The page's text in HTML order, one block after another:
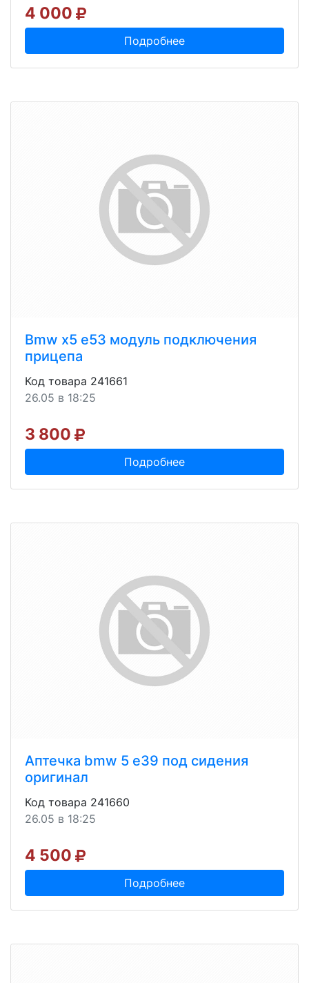
4 000
Подробнее
Bmw x5 e53 модуль подключения
прицепа
Код товара 241661
26.05 в 18:25
3 800
Подробнее
Аптечка bmw 5 e39 под сидения
оригинал
Код товара 241660
26.05 в 18:25
4 500
Подробнее